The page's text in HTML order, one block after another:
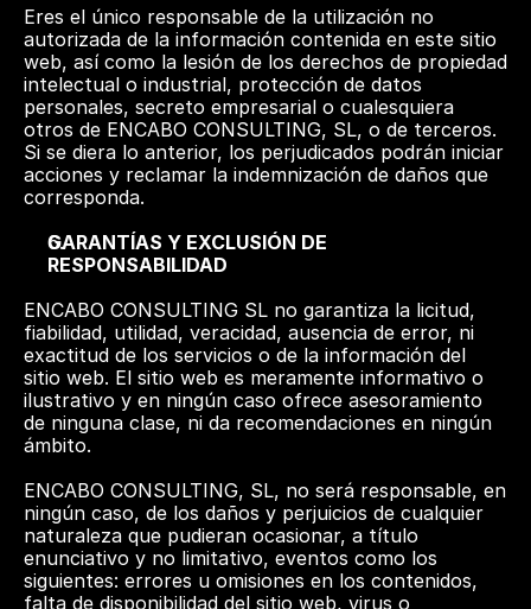
Eres el único responsable de la utilización no
autorizada de la información contenida en este sitio
web, así como la lesión de los derechos de propiedad
intelectual o industrial, protección de datos
personales, secreto empresarial o cualesquiera
otros de ENCABO CONSULTING, SL, o de terceros.
Si se diera lo anterior, los perjudicados podrán iniciar
acciones y reclamar la indemnización de daños que
corresponda.
GARANTÍAS Y EXCLUSIÓN DE
RESPONSABILIDAD
ENCABO CONSULTING SL no garantiza la licitud,
fiabilidad, utilidad, veracidad, ausencia de error, ni
exactitud de los servicios o de la información del
sitio web. El sitio web es meramente informativo o
ilustrativo y en ningún caso ofrece asesoramiento
de ninguna clase, ni da recomendaciones en ningún
ámbito.
ENCABO CONSULTING, SL, no será responsable, en
ningún caso, de los daños y perjuicios de cualquier
naturaleza que pudieran ocasionar, a título
enunciativo y no limitativo, eventos como los
siguientes: errores u omisiones en los contenidos,
falta de disponibilidad del sitio web, virus o